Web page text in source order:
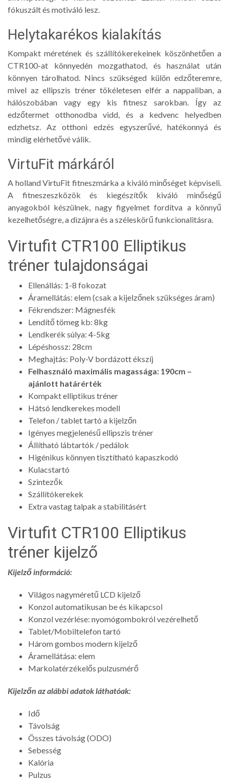
fókuszált és motiváló lesz.
Helytakarékos kialakítás
Kompakt méretének ésszállítókerekeinek köszönhetően a
CTR100-at könnyedén mozgathatod, és használat után
könnyen tárolhatod. Nincs szükséged külön edzőteremre,
mivel az ellipszis tréner tökéletesen elfér a nappaliban, a
hálószobában vagy egy kis fitnesz sarokban. Így az
edzőtermet otthonodba vidd, és a kedvenc helyedben
edzhetsz. Az otthoni edzés egyszerűvé, hatékonnyá és
mindig elérhetővé válik.
VirtuFit márkáról
A holland VirtuFit fitneszmárka a kiváló minőséget képviseli.
A fitneszeszközök és kiegészítők kiváló minőségű
anyagokból készülnek, nagy figyelmet fordítva a könnyű
kezelhetőségre, a dizájnra és a széleskörű funkcionalitásra.
Virtufit CTR100 Elliptikus
tréner tulajdonságai
Ellenállás: 1-8 fokozat
Áramellátás: elem (csak a kijelzőnek szükséges áram)
Fékrendszer: Mágnesfék
Lendítő tömeg kb: 8kg
Lendkerék súlya: 4-5kg
Lépéshossz: 28cm
Meghajtás: Poly-V bordázott ékszíj
Felhasználó maximális magassága: 190cm –
ajánlott határérték
Kompakt elliptikus tréner
Hátsó lendkerekes modell
Telefon / tablet tartó a kijelzőn
Igényes megjelenésű ellipszis tréner
Állítható lábtartók / pedálok
Higénikus könnyen tisztítható kapaszkodó
Kulacstartó
Szintezők
Szállítókerekek
Extra vastag talpak a stabilitásért
Virtufit CTR100 Elliptikus
tréner kijelző
Kijelző információ:
Világos nagyméretű LCD kijelző
Konzol automatikusan be és kikapcsol
Konzol vezérlése: nyomógombokról vezérelhető
Tablet/Mobiltelefon tartó
Három gombos modern kijelző
Áramellátása: elem
Markolatérzékelős pulzusmérő
Kijelzőn az alábbi adatok láthatóak:
Idő
Távolság
Összes távolság (ODO)
Sebesség
Kalória
Pulzus